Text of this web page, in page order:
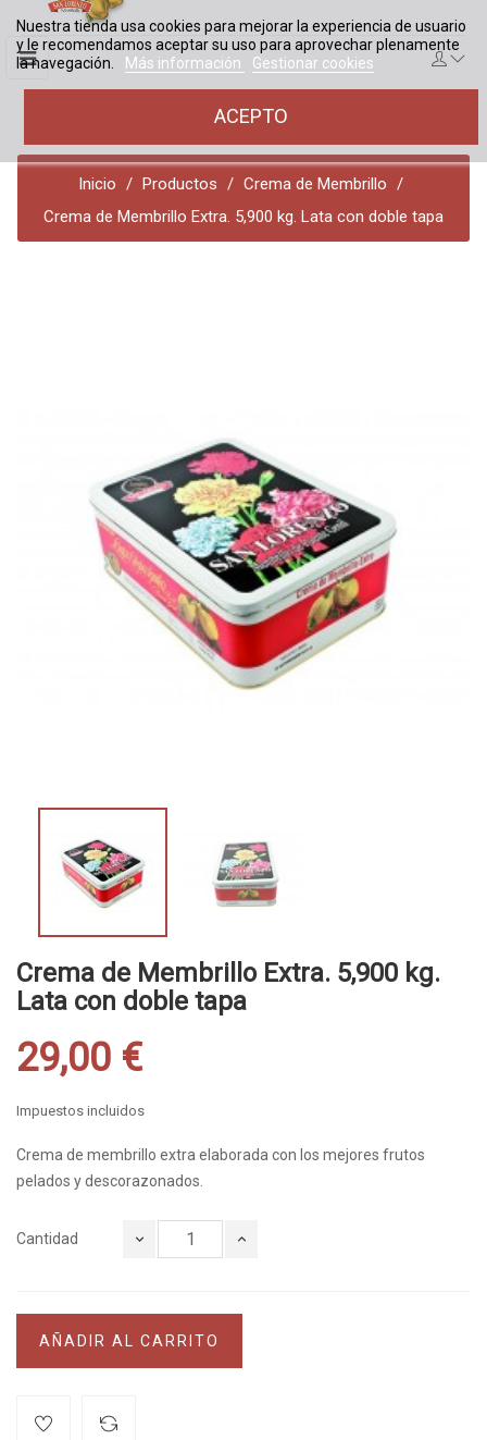
Navegación
☰
Nuestra tienda usa cookies para mejorar la experiencia de usuario
y le recomendamos aceptar su uso para aprovechar plenamente
la navegación.
Más información Gestionar cookies
ACEPTO
Inicio Productos
Crema de Membrillo
Crema de Membrillo Extra. 5,900 kg. Lata con doble tapa
Crema de Membrillo Extra. 5,900 kg.
Lata con doble tapa
29,00 €
Impuestos incluidos
Crema de membrillo extra elaborada con los mejores frutos
pelados y descorazonados.
Cantidad
AÑADIR AL CARRITO